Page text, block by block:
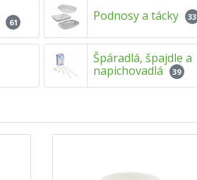
61 Podnosy a tácky 33
Špáradlá, špajdle a
napichovadlá
39